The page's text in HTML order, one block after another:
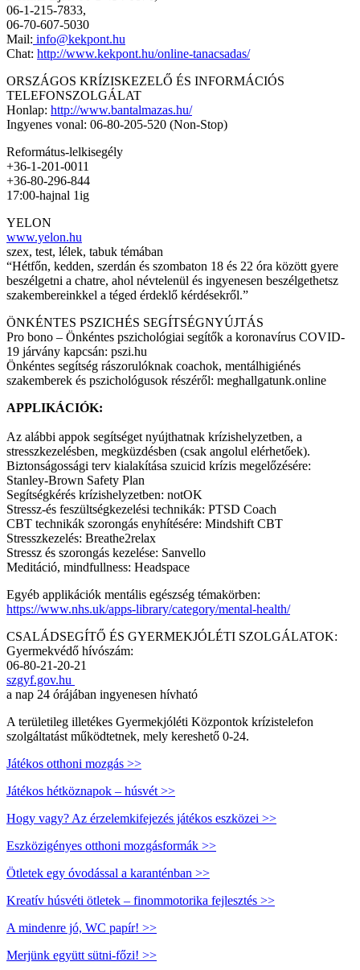
06-1-215-7833,
06-70-607-5030
Mail: info@kekpont.hu
Chat: http://www.kekpont.hu/online-tanacsadas/
ORSZÁGOS KRÍZISKEZELŐ ÉS INFORMÁCIÓS
TELEFONSZOLGÁLAT
Honlap: http://www.bantalmazas.hu/
Ingyenes vonal: 06-80-205-520 (Non-Stop)
Református-lelkisegély
+36-1-201-0011
+36-80-296-844
17:00-hajnal 1ig
YELON
www.yelon.hu
szex, test, lélek, tabuk témában
“Hétfőn, kedden, szerdán és szombaton 18 és 22 óra között gyere
beszélgetni a chatre, ahol névtelenül és ingyenesen beszélgethetsz
szakembereinkkel a téged érdeklő kérdésekről.”
ÖNKÉNTES PSZICHÉS SEGÍTSÉGNYÚJTÁS
Pro bono – Önkéntes pszichológiai segítők a koronavírus COVID-
19 járvány kapcsán: pszi.hu
Önkéntes segítség rászorulóknak coachok, mentálhigiénés
szakemberek és pszichológusok részéről: meghallgatunk.online
APPLIKÁCIÓK:
Az alábbi appok segítséget nyújthatnak krízishelyzetben, a
stresszkezelésben, megküzdésben (csak angolul elérhetőek).
Biztonságossági terv kialakítása szuicid krízis megelőzésére:
Stanley-Brown Safety Plan
Segítségkérés krízishelyzetben: notOK
Stressz-és feszültségkezelési technikák: PTSD Coach
CBT technikák szorongás enyhítésére: Mindshift CBT
Stresszkezelés: Breathe2relax
Stressz és szorongás kezelése: Sanvello
Meditáció, mindfullness: Headspace
Egyéb applikációk mentális egészség témakörben:
https://www.nhs.uk/apps-library/category/mental-health/
CSALÁDSEGÍTŐ ÉS GYERMEKJÓLÉTI SZOLGÁLATOK:
Gyermekvédő hívószám:
06-80-21-20-21
szgyf.gov.hu
a nap 24 órájában ingyenesen hívható
A területileg illetékes Gyermekjóléti Központok krízistelefon
szolgáltatást működtetnek, mely kereshető 0-24.
Játékos otthoni mozgás >>
Játékos hétköznapok – húsvét >>
Hogy vagy? Az érzelemkifejezés játékos eszközei >>
Eszközigényes otthoni mozgásformák >>
Ötletek egy óvodással a karanténban >>
Kreatív húsvéti ötletek – finommotorika fejlesztés >>
A mindenre jó, WC papír! >>
Merjünk együtt sütni-főzi! >>